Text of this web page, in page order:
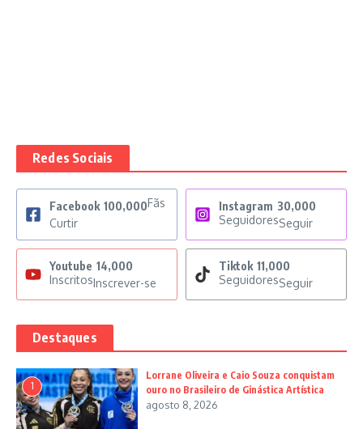
Redes Sociais
Facebook 100,000Fãs
Curtir
Instagram 30,000
SeguidoresSeguir
Youtube 14,000
InscritosInscrever-se
Tiktok 11,000
SeguidoresSeguir
Destaques
1
Lorrane Oliveira e Caio Souza conquistam
ouro no Brasileiro de Ginástica Artística
agosto 8, 2026